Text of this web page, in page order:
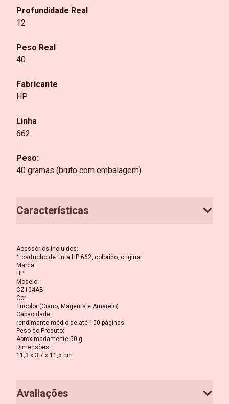
Profundidade Real
12
Peso Real
40
Fabricante
HP
Linha
662
Peso:
40 gramas (bruto com embalagem)
Características
Acessórios incluídos:
1 cartucho de tinta HP 662, colorido, original
Marca:
HP
Modelo:
CZ104AB
Cor:
Tricolor (Ciano, Magenta e Amarelo)
Capacidade:
rendimento médio de até 100 páginas
Peso do Produto:
Aproximadamente 50 g
Dimensões:
11,3 x 3,7 x 11,5 cm
Avaliações